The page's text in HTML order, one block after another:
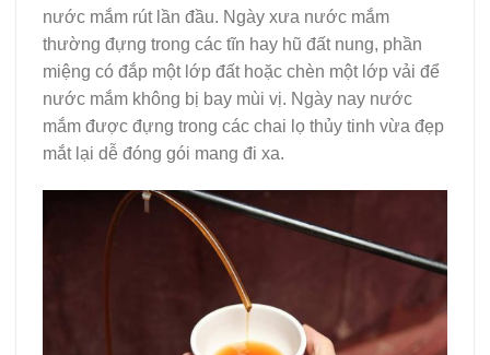
nước mắm rút lần đầu. Ngày xưa nước mắm
thường đựng trong các tĩn hay hũ đất nung, phần
miệng có đắp một lớp đất hoặc chèn một lớp vải để
nước mắm không bị bay mùi vị. Ngày nay nước
mắm được đựng trong các chai lọ thủy tinh vừa đẹp
mắt lại dễ đóng gói mang đi xa.